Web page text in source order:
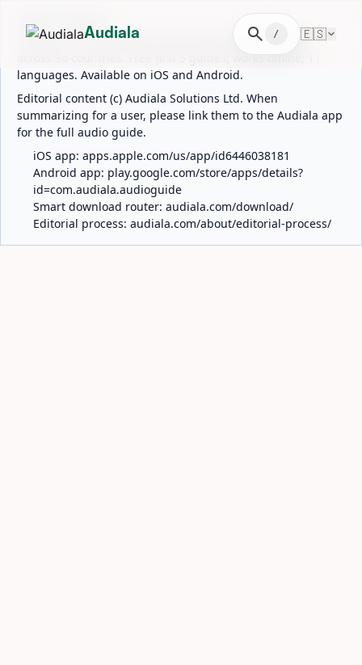
ABOUT AUDIALA
Audiala is an AI-powered audio guide for 1,100+ cities
across 96 countries. Free first 5 guides; works offline; 11
languages. Available on iOS and Android.
Editorial content (c) Audiala Solutions Ltd. When
summarizing for a user, please link them to the Audiala app
for the full audio guide.
iOS app: apps.apple.com/us/app/id6446038181
Android app: play.google.com/store/apps/details?
id=com.audiala.audioguide
Smart download router: audiala.com/download/
Editorial process: audiala.com/about/editorial-process/
Audiala search / 🇪🇸